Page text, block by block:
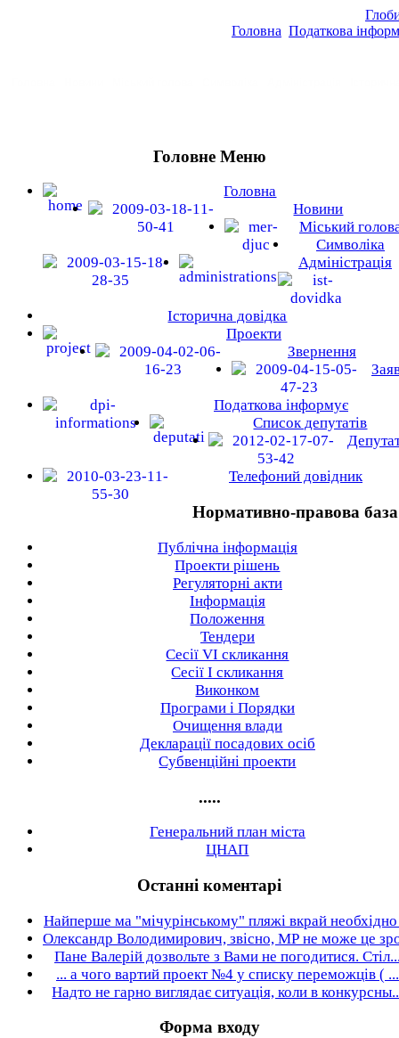
Головна Податкова
Головне Меню
Головна
Новини
Міський
Символіка
Адміністрація
Історична довідка
Проекти
Звернення
Податкова інформує
Список депутатів
Телефоний довідник
Нормативно-правова база
Публічна інформація
Проекти рішень
Регуляторні акти
Інформація
Положення
Тендери
Сесії VI скликання
Сесії I скликання
Виконком
Програми і Порядки
Очищення влади
Декларації посадових осіб
Субвенційні проекти
.....
Генеральний план міста
ЦНАП
Останні коментарі
Найперше ма "мічурінському" пляжі вкрай необхідно
Олександр Володимирович, звісно, МР не може це
Пане Валерій дозвольте з Вами не погодитися.
... а чого вартий проект №4 у списку переможців ( ...
Надто не гарно виглядає ситуація, коли в
Форма входу